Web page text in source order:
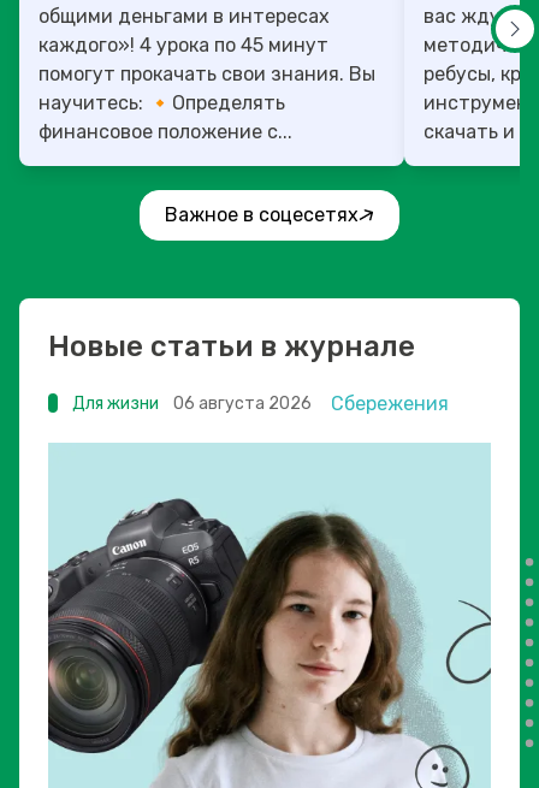
общими деньгами в интересах
каждого»! 4 урока по 45 минут
помогут прокачать свои знания. Вы
научитесь: 🔸Определять
финансовое положение с...
вас ждут
ребусы,
скачать и
Важное в соцесетях
Новые статьи в журнале
Для жизни 06 августа 2026 Сбережения